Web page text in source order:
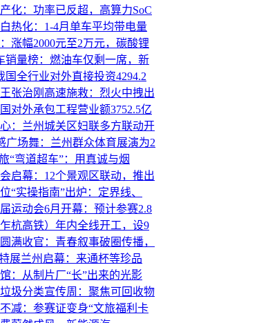
化：功率已反超，高算力SoC
热化：1-4月单车平均带电量
涨幅2000元至2万元，碳酸锂
销量榜：燃油车仅剩一席，新
国全行业对外直接投资4294.2
张治刚高速施救：烈火中拽出
对外承包工程营业额3752.5亿
：兰州城关区妇联多方联动开
广场舞：兰州群众体育展演为2
“弯道超车”：用真诚与烟
启幕：12个景观区联动，推出
“实操指南”出炉：定界线、
运动会6月开幕：预计参赛2.8
杭高铁）年内全线开工，设9
满收官：青春叙事破圈传播，
展兰州启幕：来通杯等珍品
：从制片厂“长”出来的光影
圾分类宣传周：聚焦可回收物
减：参赛证变身“文旅福利卡